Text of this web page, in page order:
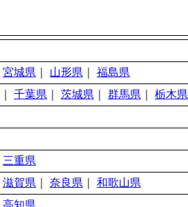
宮城県 山形県
福島県
千葉県 茨城県 群馬県
栃木県
三重県
滋賀県 奈良県
和歌山県
高知県